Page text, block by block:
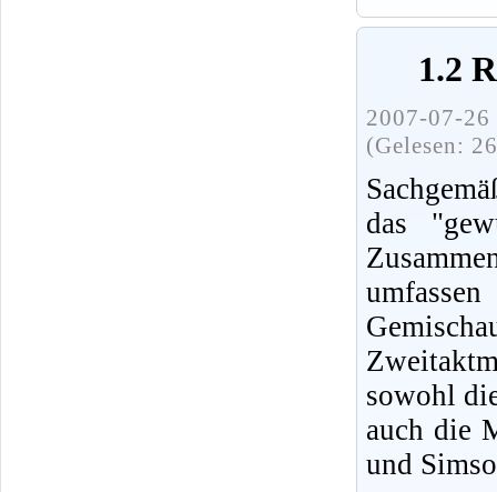
1.2
2007-07-
(Gelesen:
das
sowohl
auch die
und